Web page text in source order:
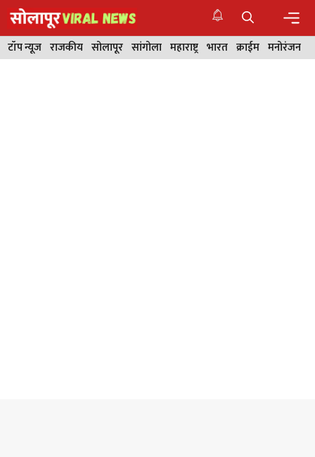
Skip
to
content
टॉप न्यूज राजकीय सोलापूर सांगोला महाराष्ट्र भारत क्राईम मनोरंजन